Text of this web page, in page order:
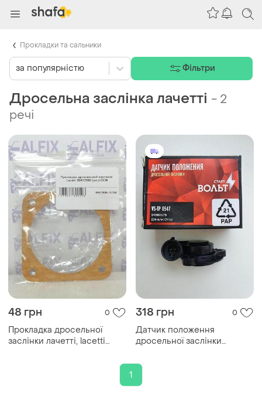
Дросельна заслінка лачетті - 2
речі
48 грн 0
Прокладка дросельної
заслінки лачетті, lacetti
318 грн 0
Датчик положення
дросельної заслінки
1
за популярністю Фільтри
Прокладки та сальники